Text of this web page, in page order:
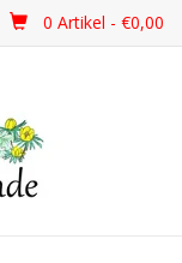
0 Artikel - €0,00